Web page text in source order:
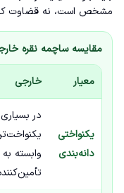
مشخص است، نه قضاوت
مقایسه ساچمه نقره
معیار خارجی
یکنواختی
دانه‌بندی
در
وابسته به